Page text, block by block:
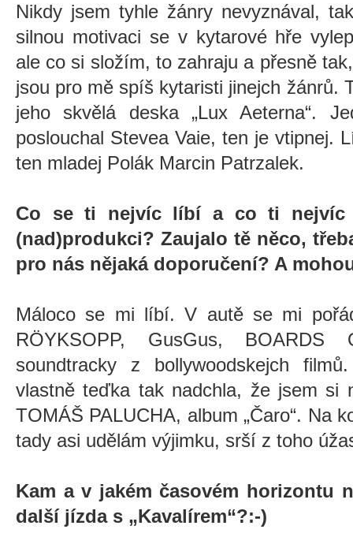
Nikdy jsem tyhle žánry nevyznával,
silnou motivaci se v kytarové hře
ale co si složím, to zahraju a přesně
jsou pro mě spíš kytaristi jinejch žánrů.
jeho skvělá deska „Lux Aeterna“.
poslouchal Stevea Vaie, ten je vtipnej.
ten mladej Polák Marcin Patrzalek.
Co se ti nejvíc líbí a co ti nejvíc
(nad)produkci? Zaujalo tě něco,
pro nás nějaká doporučení? A
Máloco se mi líbí. V autě se mi
RÖYKSOPP, GusGus,
soundtracky z bollywoodskejch
vlastně teďka tak nadchla, že jsem si
TOMÁŠ PALUCHA, album „Čaro“. Na
tady asi udělám výjimku, srší z toho
Kam a v jakém časovém horizontu
další jízda s „Kavalírem“?:-)